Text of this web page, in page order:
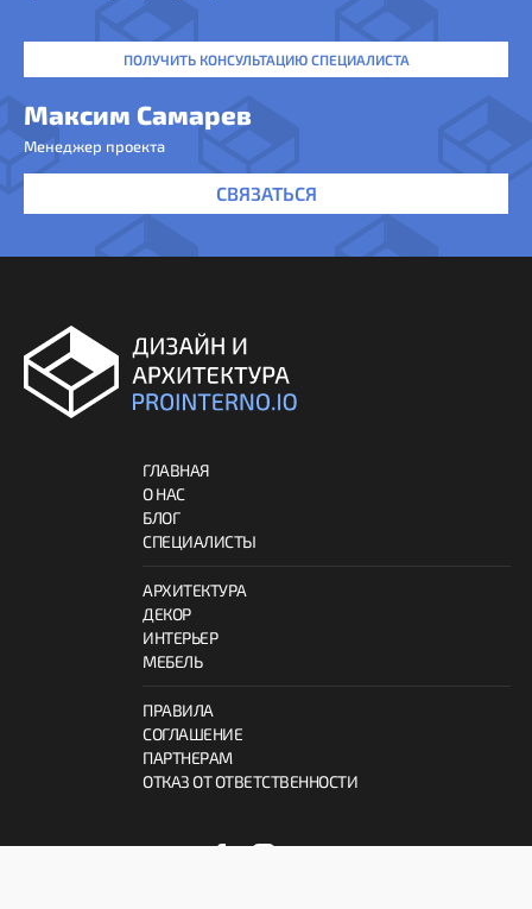
ПОЛУЧИТЬ КОНСУЛЬТАЦИЮ СПЕЦИАЛИСТА
Максим Самарев
Менеджер проекта
СВЯЗАТЬСЯ
ГЛАВНАЯ
О НАС
БЛОГ
СПЕЦИАЛИСТЫ
АРХИТЕКТУРА
ДЕКОР
ИНТЕРЬЕР
МЕБЕЛЬ
ПРАВИЛА
СОГЛАШЕНИЕ
ПАРТНЕРАМ
ОТКАЗ ОТ ОТВЕТСТВЕННОСТИ